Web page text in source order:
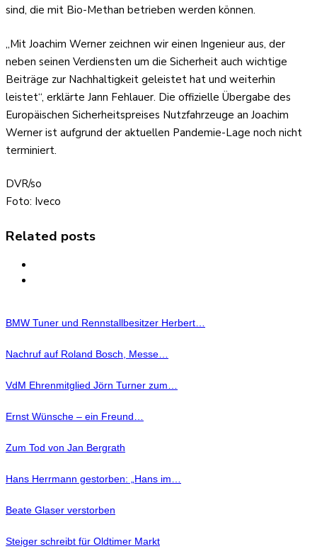
sind, die mit Bio-Methan betrieben werden können.
„Mit Joachim Werner zeichnen wir einen Ingenieur aus, der
neben seinen Verdiensten um die Sicherheit auch wichtige
Beiträge zur Nachhaltigkeit geleistet hat und weiterhin
leistet“, erklärte Jann Fehlauer. Die offizielle Übergabe des
Europäischen Sicherheitspreises Nutzfahrzeuge an Joachim
Werner ist aufgrund der aktuellen Pandemie-Lage noch nicht
terminiert.
DVR/so
Foto: Iveco
Related posts
BMW Tuner und Rennstallbesitzer Herbert…
Nachruf auf Roland Bosch, Messe…
VdM Ehrenmitglied Jörn Turner zum…
Ernst Wünsche – ein Freund…
Zum Tod von Jan Bergrath
Hans Herrmann gestorben: „Hans im…
Beate Glaser verstorben
Steiger schreibt für Oldtimer Markt